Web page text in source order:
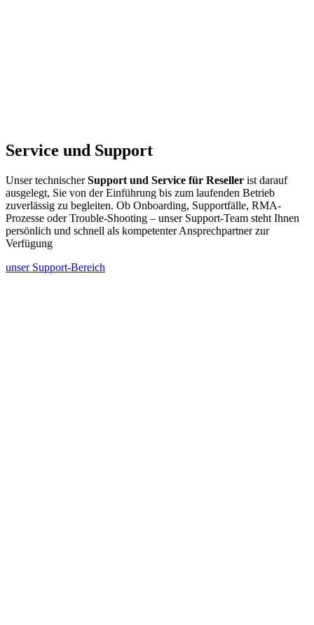
Service und Support
Unser technischerSupport und Service für Reseller ist darauf
ausgelegt, Sie von der Einführung bis zum laufenden Betrieb
zuverlässig zu begleiten. Ob Onboarding, Supportfälle, RMA-
Prozesse oder Trouble‑Shooting – unser Support-Team steht Ihnen
persönlich und schnell als kompetenter Ansprechpartner zur
Verfügung
unser Support-Bereich